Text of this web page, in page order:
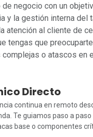
negocio con un
y la gestión interna del
atención al cliente de
tengas que
o atascos en
Directo
continua en remoto
Te guiamos paso a
base o componentes